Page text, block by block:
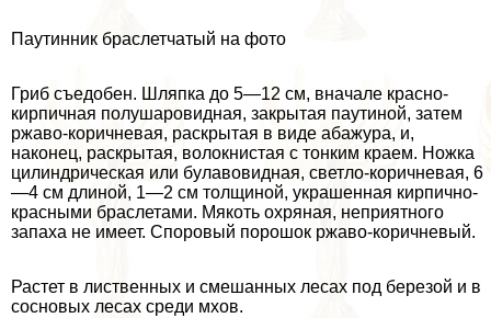
Паутинник браслетчатый на фото
Гриб съедобен. Шляпка до 5—12 см, вначале красно-
кирпичная полушаровидная, закрытая паутиной, затем
ржаво-коричневая, раскрытая в виде абажура, и,
наконец, раскрытая, волокнистая с тонким краем. Ножка
цилиндрическая или булавовидная, светло-коричневая, 6
—4 см длиной, 1—2 см толщиной, украшенная кирпично-
красными браслетами. Мякоть охряная, неприятного
запаха не имеет. Споровый порошок ржаво-коричневый.
Растет в лиственных и смешанных лесах под березой и в
сосновых лесах среди мхов.